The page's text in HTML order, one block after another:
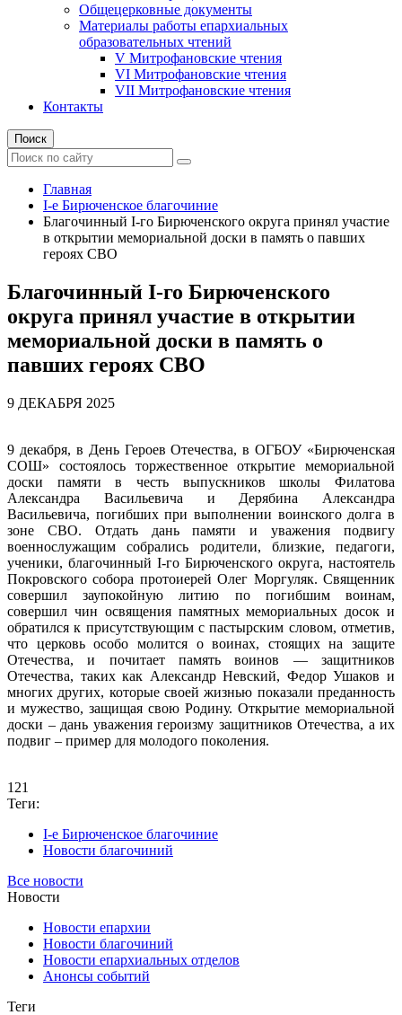
Общецерковные документы
Материалы работы епархиальных
образовательных чтений
V Митрофановские чтения
VI Митрофановские чтения
VII Митрофановские чтения
Контакты
Поиск
Главная
I-е Бирюченское благочиние
Благочинный I-го Бирюченского округа принял участие
в открытии мемориальной доски в память о павших
героях СВО
Благочинный I-го Бирюченского
округа принял участие в открытии
мемориальной доски в память о
павших героях СВО
9 ДЕКАБРЯ 2025
9 декабря, в День Героев Отечества, в ОГБОУ «Бирюченская
СОШ» состоялось торжественное открытие мемориальной
доски памяти в честь выпускников школы Филатова
Александра Васильевича и Дерябина Александра
Васильевича, погибших при выполнении воинского долга в
зоне СВО. Отдать дань памяти и уважения подвигу
военнослужащим собрались родители, близкие, педагоги,
ученики, благочинный I-го Бирюченского округа, настоятель
Покровского собора протоиерей Олег Моргуляк. Священник
совершил заупокойную литию по погибшим воинам,
совершил чин освящения памятных мемориальных досок и
обратился к присутствующим с пастырским словом, отметив,
что церковь особо молится о воинах, стоящих на защите
Отечества, и почитает память воинов — защитников
Отечества, таких как Александр Невский, Федор Ушаков и
многих других, которые своей жизнью показали преданность
и мужество, защищая свою Родину. Открытие мемориальной
доски – дань уважения героизму защитников Отечества, а их
подвиг – пример для молодого поколения.
121
Теги:
I-е Бирюченское благочиние
Новости благочиний
Все новости
Новости
Новости епархии
Новости благочиний
Новости епархиальных отделов
Анонсы событий
Теги